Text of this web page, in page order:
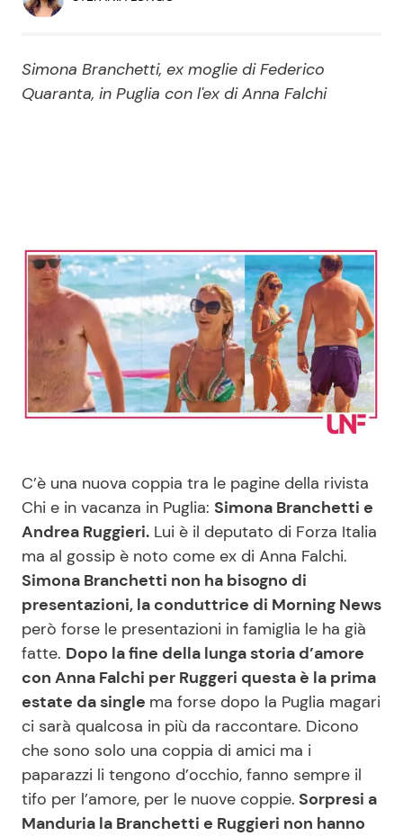
Economia
Persone Scomparse Programmi TV
News Cinema
News Musica
News Spettacolo
News dal mondo
Casa
Moda e Style
Mondo Mamma
News benessere
Salute
Viaggi e Turismo
Festività
Cucina e Ricette
Consigli di Cucina
Dolci
Le Ricette in TV
Primi Piatti
Ricette Facili e Veloci
Ricette Feste
Ricette per Bambini
Simona Branchetti, ex moglie di Federico
Quaranta, in Puglia con l'ex di Anna Falchi
C’è una nuova coppia tra le pagine della rivista
Chi e in vacanza in Puglia: Simona Branchetti e
Andrea Ruggieri. Lui è il deputato di Forza Italia
ma al gossip è noto come ex di Anna Falchi.
Simona Branchetti non ha bisogno di
presentazioni, la conduttrice di Morning News
però forse le presentazioni in famiglia le ha già
fatte. Dopo la fine della lunga storia d’amore
con Anna Falchi per Ruggeri questa è la prima
estate da single ma forse dopo la Puglia magari
ci sarà qualcosa in più da raccontare. Dicono
che sono solo una coppia di amici ma i
paparazzi li tengono d’occhio, fanno sempre il
tifo per l’amore, per le nuove coppie. Sorpresi a
Manduria la Branchetti e Ruggieri non hanno